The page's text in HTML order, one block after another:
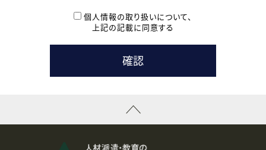
本登録に関するご連絡および本登録時の参考情報として利
たします。
( 3 ) スタッフ派遣を検討されている企業の皆様
お問い合わせの内容に回答するために利用いたします。
なお、ご連絡手段は、電話・Ｅメールのいずれかの方法とい
資料送付、受講相談に関するご連絡のために利用いたしま
その他、お問い合わせの内容に回答するために利用いたし
個人情報の取り扱いについて、
上記の記載に同意する